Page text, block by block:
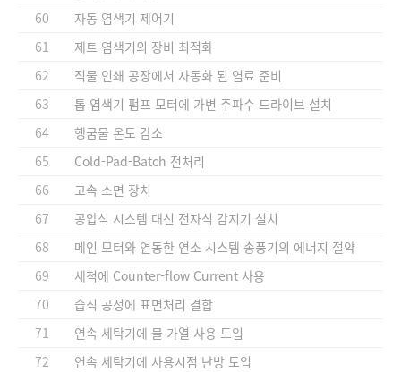
60
자동 염색기 제어기
61
제트 염색기의 장비 최적화
62
직물 인쇄 공장에서 자동화 된 염료 준비
63
톱 염색기 펌프 모터에 가변 주파수 드라이브 설치
64
헹굼물 온도 감소
65
Cold-Pad-Batch 전처리
66
고속 소면 장치
67
공압식 시스템 대신 전자식 감지기 설치
68
메인 모터와 연동한 연소 시스템 송풍기의 에너지 절약
69
세척에 Counter-flow Current 사용
70
습식 공정에 표면처리 결합
71
연속 세탁기에 물 가열 사용 도입
72
연속 세탁기에 사용시점 난방 도입